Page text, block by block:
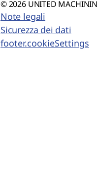
© 2026 UNITED
Note legali
Sicurezza dei dati
footer.cookieSettings